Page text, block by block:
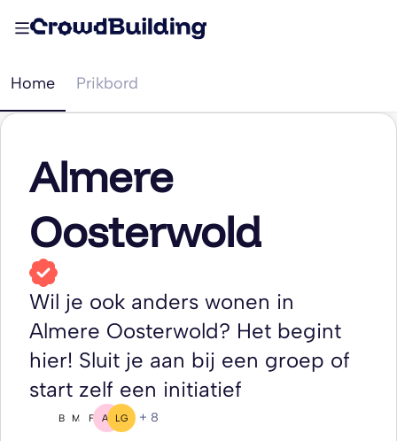
Home Prikbord
Almere
Oosterwold
Wil je ook anders wonen in
Almere Oosterwold? Het begint
hier! Sluit je aan bij een groep of
start zelf een initiatief
BG MV F( AS LG + 8